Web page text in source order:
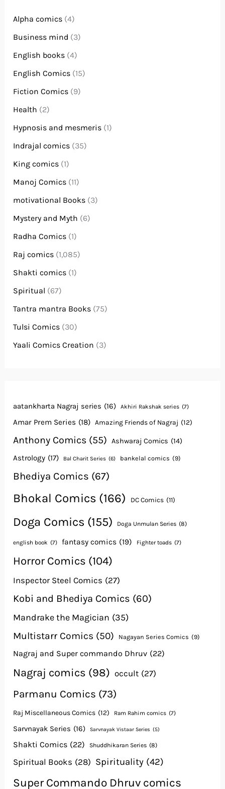
Alpha comics (4)
Business mind (3)
English books (4)
English Comics (15)
Fiction Comics (9)
Health (2)
Hypnosis and mesmeris (1)
Indrajal comics (35)
King comics (1)
Manoj Comics (11)
motivational Books (3)
Mystery and Myth (6)
Radha Comics (1)
Raj comics (1,085)
Shakti comics (1)
Spiritual (67)
Tantra mantra Books (75)
Tulsi Comics (30)
Yaali Comics Creation (3)
aatankharta Nagraj series (16) Akhiri Rakshak series (7)
Amar Prem Series (18) Amazing Friends of Nagraj (12)
Anthony Comics (55) Ashwaraj Comics (14)
Astrology (17) Bal Charit Series (6) bankelal comics (9)
Bhediya Comics (67)
Bhokal Comics (166) DC Comics (11)
Doga Comics (155) Doga Unmulan Series (8)
english book (7) fantasy comics (19) Fighter toads (7)
Horror Comics (104)
Inspector Steel Comics (27)
Kobi and Bhediya Comics (60)
Mandrake the Magician (35)
Multistarr Comics (50) Nagayan Series Comics (9)
Nagraj and Super commando Dhruv (22)
Nagraj comics (98) occult (27)
Parmanu Comics (73)
Raj Miscellaneous Comics (12) Ram Rahim comics (7)
Sarvnayak Series (16) Sarvnayak Vistaar Series (5)
Shakti Comics (22) Shuddhikaran Series (8)
Spiritual Books (28) Spirituality (42)
Super Commando Dhruv comics